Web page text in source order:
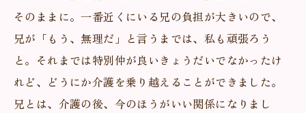
そのままに。一番近くにいる兄の負担が大きいので、
兄が「もう、無理だ」と言うまでは、私も頑張ろう
と。それまでは特別仲が良いきょうだいでなかったけ
れど、どうにか介護を乗り越えることができました。
兄とは、介護の後、今のほうがいい関係になりまし